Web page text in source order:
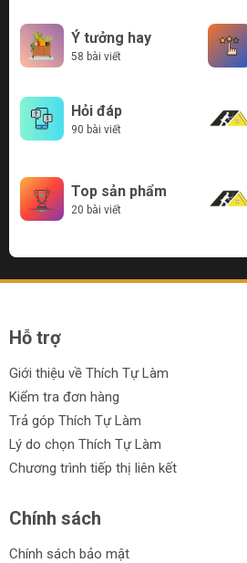
Ý tưởng hay
58 bài viết
Hỏi đáp
90 bài viết
Top sản phẩm
20 bài viết
Hỗ trợ
Giới thiệu về Thích Tự Làm
Kiểm tra đơn hàng
Trả góp Thích Tự Làm
Lý do chọn Thích Tự Làm
Chương trình tiếp thị liên kết
Chính sách
Chính sách bảo mật